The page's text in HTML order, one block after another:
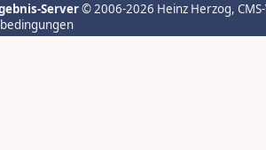
Server© 2006-2026 Heinz Herzog,